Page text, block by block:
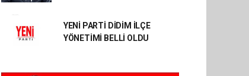
YENİ PARTİ DİDİM İLÇE
YÖNETİMİ BELLİ OLDU